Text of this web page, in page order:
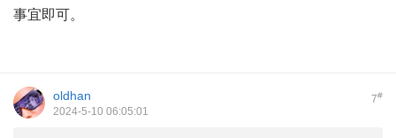
事宜即可。
7#
oldhan
2024-5-10 06:05:01